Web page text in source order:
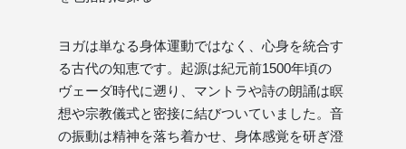
ヨガは単なる身体運動ではなく、心身を統合す
る古代の知恵です。起源は紀元前1500年頃の
ヴェーダ時代に遡り、マントラや詩の朗誦は瞑
想や宗教儀式と密接に結びついていました。音
の振動は精神を落ち着かせ、身体感覚を研ぎ澄